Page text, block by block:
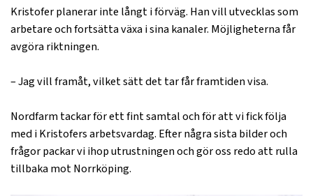
Kristofer planerar inte långt i förväg. Han vill utvecklas som
arbetare och fortsätta växa i sina kanaler. Möjligheterna får
avgöra riktningen.
– Jag vill framåt, vilket sätt det tar får framtiden visa.
Nordfarm tackar för ett fint samtal och för att vi fick följa
med i Kristofers arbetsvardag. Efter några sista bilder och
frågor packar vi ihop utrustningen och gör oss redo att rulla
tillbaka mot Norrköping.